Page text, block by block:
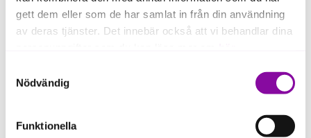
gett dem eller som de har samlat in från din användning
av deras tjänster. Det innebär också att vi behandlar dina
Om du klickar på avvisa kommer användning av kakor
eller delning av information enligt ovan, inte att ske,
förutom för kakor som är nödvändiga för att hemsidan
ska fungera se mer under inställningar.
Nödvändig
Funktionella